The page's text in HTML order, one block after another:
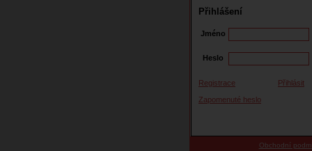
Přihlášení
Jméno
Heslo
Registrace
Přihlásit
Zapomenuté heslo
Obchodní